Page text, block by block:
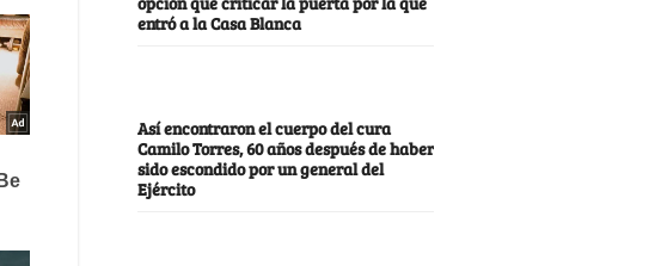
entró a la Casa Blanca
Así encontraron el cuerpo del cura
Camilo Torres, 60 años después de haber
sido escondido por un general del
Ejército